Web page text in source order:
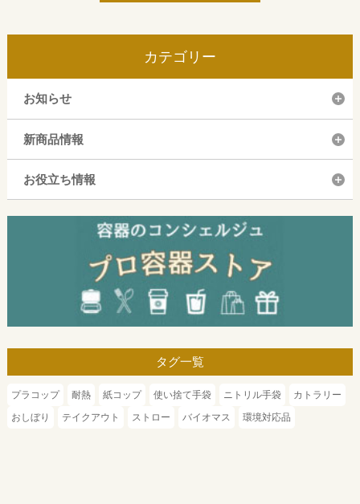
カテゴリー
お知らせ
新商品情報
お役立ち情報
タグ一覧
プラコップ 耐熱 紙コップ 使い捨て手袋 ニトリル手袋
カトラリー
おしぼり
テイクアウト ストロー バイオマス 環境対応品